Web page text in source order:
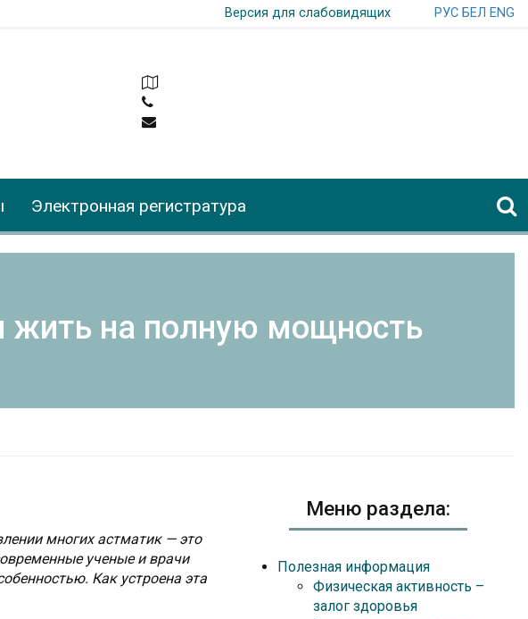
Версия для слабовидящих РУС БЕЛ ENG
Электронная регистратура
жить на полную мощность
многих астматик — это
ученые и врачи
Как устроена эта
Меню раздела:
Полезная информация
Физическая активность –
залог здоровья